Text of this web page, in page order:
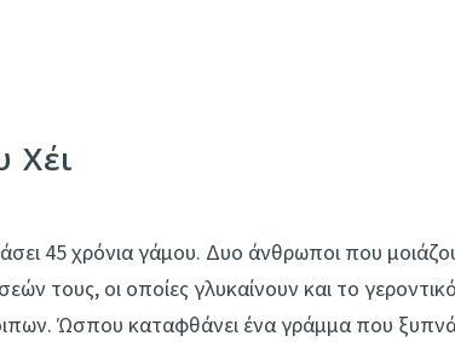
Χέι
45 χρόνια γάμου. Δυο άνθρωποι που
τους, οι οποίες γλυκαίνουν και το
Ώσπου καταφθάνει ένα γράμμα που